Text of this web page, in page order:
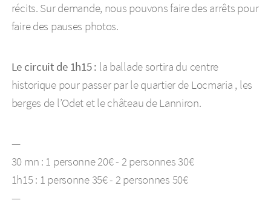
récits. Sur demande, nous pouvons faire des arrêts pour
faire des pauses photos.
Le circuit de 1h15 : la ballade sortira du centre
historique pour passer par le quartier de Locmaria , les
berges de l’Odet et le château de Lanniron.
—
30 mn : 1 personne 20€ - 2 personnes 30€
1h15 : 1 personne 35€ - 2 personnes 50€
—